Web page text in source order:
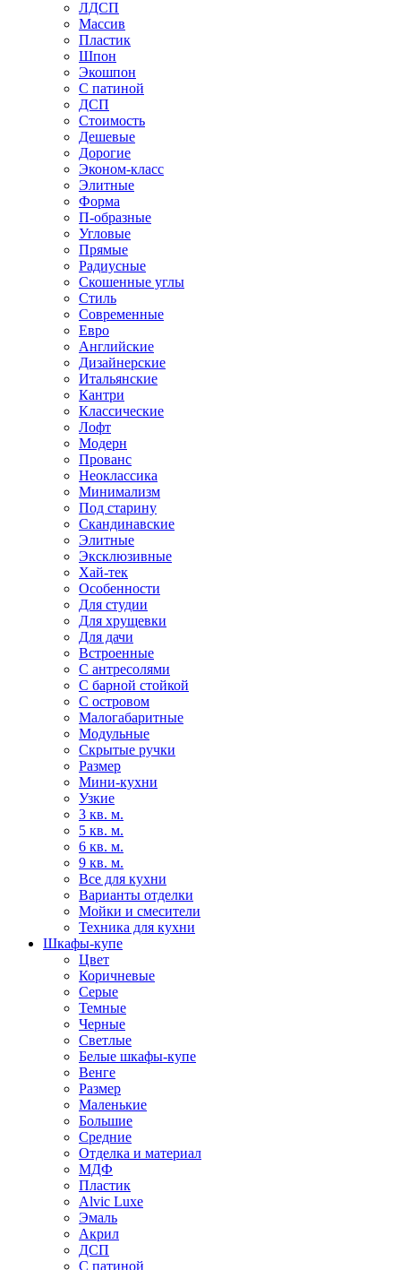
ЛДСП
Массив
Пластик
Шпон
Экошпон
С патиной
ДСП
Стоимость
Дешевые
Дорогие
Эконом-класс
Элитные
Форма
П-образные
Угловые
Прямые
Радиусные
Скошенные углы
Стиль
Современные
Евро
Английские
Дизайнерские
Итальянские
Кантри
Классические
Лофт
Модерн
Прованс
Неоклассика
Минимализм
Под старину
Скандинавские
Элитные
Эксклюзивные
Хай-тек
Особенности
Для студии
Для хрущевки
Для дачи
Встроенные
С антресолями
С барной стойкой
С островом
Малогабаритные
Модульные
Скрытые ручки
Размер
Мини-кухни
Узкие
3 кв. м.
5 кв. м.
6 кв. м.
9 кв. м.
Все для кухни
Варианты отделки
Мойки и смесители
Техника для кухни
Шкафы-купе
Цвет
Коричневые
Серые
Темные
Черные
Светлые
Белые шкафы-купе
Венге
Размер
Маленькие
Большие
Средние
Отделка и материал
МДФ
Пластик
Alvic Luxe
Эмаль
Акрил
ДСП
С патиной